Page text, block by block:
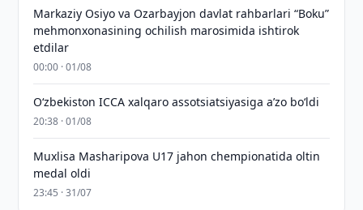
Markaziy Osiyo va Ozarbayjon davlat rahbarlari “Boku”
mehmonxonasining ochilish marosimida ishtirok
etdilar
00:00 · 01/08
O‘zbekiston ICCA xalqaro assotsiatsiyasiga aʼzo bo‘ldi
20:38 · 01/08
Muxlisa Masharipova U17 jahon chempionatida oltin
medal oldi
23:45 · 31/07